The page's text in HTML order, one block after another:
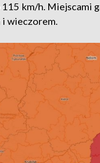
km/h. Miejscami
i wieczorem.